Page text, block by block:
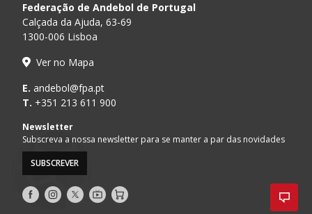
Federação de Andebol de Portugal
Calçada da Ajuda, 63-69
1300-006 Lisboa
Ver no Mapa
E. andebol@fpa.pt
T. +351 213 611 900
Newsletter
Subscreva a nossa newsletter para se manter a par das novidades
SUBSCREVER
Siga- Siga- Siga- AndebolTV
Loja